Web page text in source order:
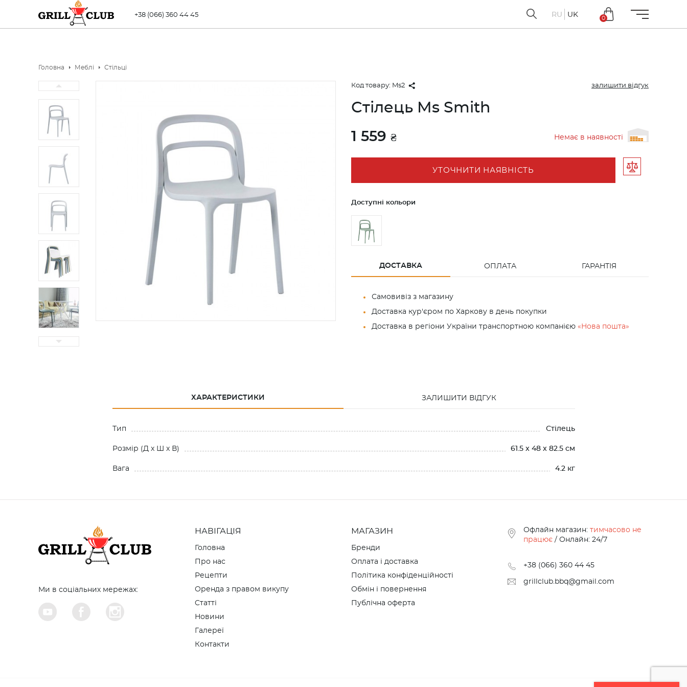
+38 (066) 360 44 45 RU UK
0
Головна Меблі Стільці
Код товару: Ms2 залишити відгук
Стілець Ms Smith
1 559 ₴ Немає в наявності
УТОЧНИТИ НАЯВНІСТЬ
Доступні кольори
ДОСТАВКА ОПЛАТА ГАРАНТІЯ
Самовивіз з магазину
Доставка кур'єром по Харкову в день покупки
Доставка в регіони України транспортною компанією «Нова пошта»
ХАРАКТЕРИСТИКИ ЗАЛИШИТИ ВІДГУК
Тип Стілець
Розмiр (Д x Ш x В) 61.5 x 48 x 82.5 см
Вага 4.2 кг
Ми в соціальних мережах:
НАВІГАЦІЯ
Головна
Про нас
Рецепти
Оренда з правом викупу
Cтатті
Новини
Галереї
Контакти
МАГАЗИН
Бренди
Оплата і доставка
Політика конфіденційності
Обмін і повернення
Публічна оферта
Офлайн магазин: тимчасово не
працює / Онлайн: 24/7
+38 (066) 360 44 45
grillclub.bbq@gmail.com